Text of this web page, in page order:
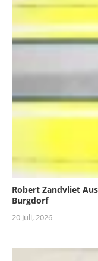
Robert Zandvliet
Burgdorf
20 Juli, 2026